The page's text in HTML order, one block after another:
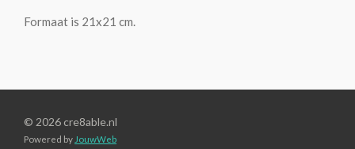
Formaat is 21x21 cm.
© 2026 cre8able.nl
Powered by JouwWeb